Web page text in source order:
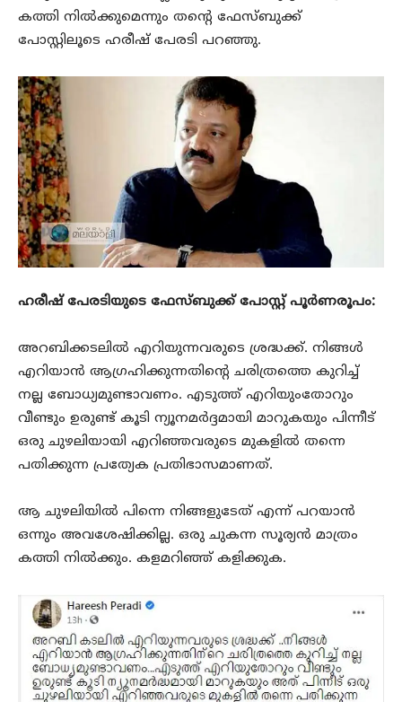
കത്തി നിൽക്കുമെന്നും തന്റെ ഫേസ്ബുക്ക്
പോസ്റ്റിലൂടെ ഹരീഷ് പേരടി പറഞ്ഞു.
ഹരീഷ് പേരടിയുടെ ഫേസ്ബുക്ക് പോസ്റ്റ് പൂർണരൂപം:
അറബിക്കടലിൽ എറിയുന്നവരുടെ ശ്രദ്ധക്ക്. നിങ്ങൾ
എറിയാൻ ആഗ്രഹിക്കുന്നതിന്റെ ചരിത്രത്തെ കുറിച്ച്
നല്ല ബോധ്യമുണ്ടാവണം. എടുത്ത് എറിയുംതോറും
വീണ്ടും ഉരുണ്ട് കൂടി ന്യൂനമർദ്ദമായി മാറുകയും പിന്നീട്
ഒരു ചുഴലിയായി എറിഞ്ഞവരുടെ മുകളിൽ തന്നെ
പതിക്കുന്ന പ്രത്യേക പ്രതിഭാസമാണത്.
ആ ചുഴലിയിൽ പിന്നെ നിങ്ങളുടേത് എന്ന് പറയാൻ
ഒന്നും അവശേഷിക്കില്ല. ഒരു ചുകന്ന സൂര്യൻ മാത്രം
കത്തി നിൽക്കും. കളമറിഞ്ഞ് കളിക്കുക.